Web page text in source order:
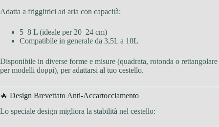
Adatta a friggitrici ad aria con capacità:
5–8 L (ideale per 20–24 cm)
Compatibile in generale da 3,5L a 10L
Disponibile in diverse forme e misure (quadrata, rotonda o rettangolare
per modelli doppi), per adattarsi al tuo cestello.
🔥 Design Brevettato Anti-Accartocciamento
Lo speciale design migliora la stabilità nel cestello: